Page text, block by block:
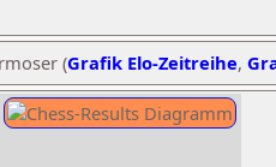
(Grafik Elo-Zeitreihe,